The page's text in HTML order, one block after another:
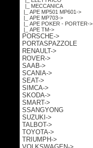
|_ MECCANICA
|_ APE MP501 MP601->
|_ APE MP703->
|_ APE POKER - PORTER->
|_ APE TM->
PORSCHE->
PORTASPAZZOLE
RENAULT->
ROVER->
SAAB->
SCANIA->
SEAT->
SIMCA->
SKODA->
SMART->
SSANGYONG
SUZUKI->
TALBOT->
TOYOTA->
TRIUMPH->